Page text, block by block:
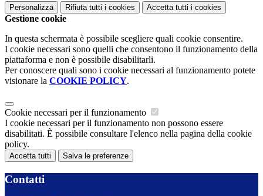
Personalizza Rifiuta tutti i cookies Accetta tutti i cookies
Gestione cookie
In questa schermata è possibile scegliere quali cookie consentire.
I cookie necessari sono quelli che consentono il funzionamento della
piattaforma e non è possibile disabilitarli.
Per conoscere quali sono i cookie necessari al funzionamento potete
visionare la COOKIE POLICY.
Cookie necessari per il funzionamento
I cookie necessari per il funzionamento non possono essere
disabilitati. È possibile consultare l'elenco nella pagina della cookie
policy.
Accetta tutti Salva le preferenze
Contatti